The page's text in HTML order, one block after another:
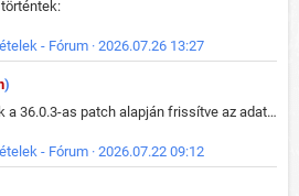
- Fórum · 2026.07.26 13:27
)
Kártya változások a 36.0.3-as patch alapján frissítve az adatbázisban (képek is cserélve).
- Fórum · 2026.07.22 09:12